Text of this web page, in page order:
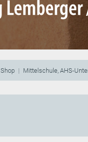
Shop Mittelschule, AHS-